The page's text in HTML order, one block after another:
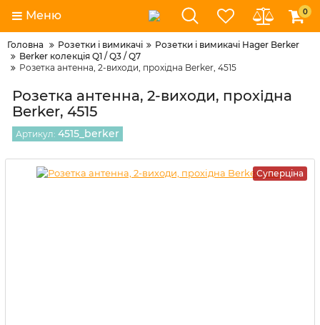
Меню 0
Головна Розетки і вимикачі
Розетки і вимикачі Hager Berker
Berker колекція Q1 / Q3 / Q7
Розетка антенна, 2-виходи, прохідна Berker, 4515
Розетка антенна, 2-виходи, прохідна
Berker, 4515
Артикул: 4515_berker
Суперціна